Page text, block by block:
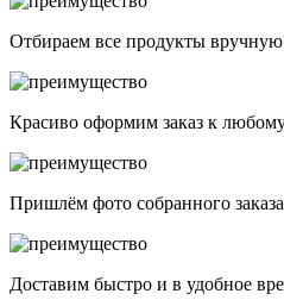
Отбираем все продукты вручную
Красиво оформим заказ к
Пришлём фото собранного
Доставим быстро и в удобное